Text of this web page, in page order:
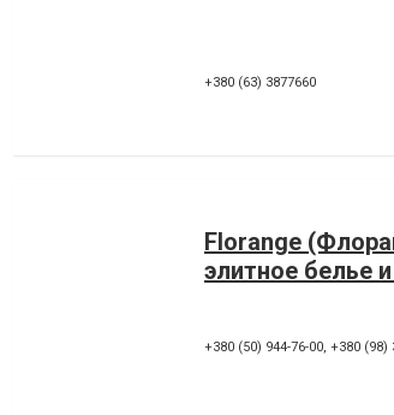
+380 (63) 3877660
Florange
элитное белье
+380 (50) 944-76-00, +380 (98)